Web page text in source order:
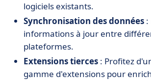
logiciels existants.
Synchronisation des données :
informations à jour entre
plateformes.
Extensions tierces : Profitez
gamme d'extensions pour